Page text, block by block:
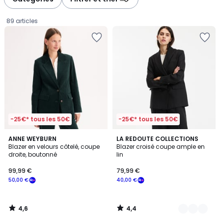
89 articles
-25€* tous les 50€
ANNE WEYBURN
Blazer en velours côtelé, coupe
droite, boutonné
€
souscrivez
notre
programme
50,00 €
99,99 €
4,6
/ 5
4,6
/
-25€* tous les 50€
LA REDOUTE COLLECTIONS
Blazer croisé coupe ample en
lin
40,00 €
79,99 €
4,4
/ 5
4
Couleurs
4,4
/